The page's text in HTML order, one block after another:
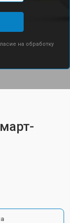
на обработку